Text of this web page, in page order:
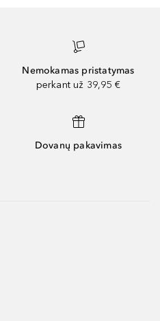
Nemokamas pristatymas
perkant už 39,95 €
Dovanų pakavimas